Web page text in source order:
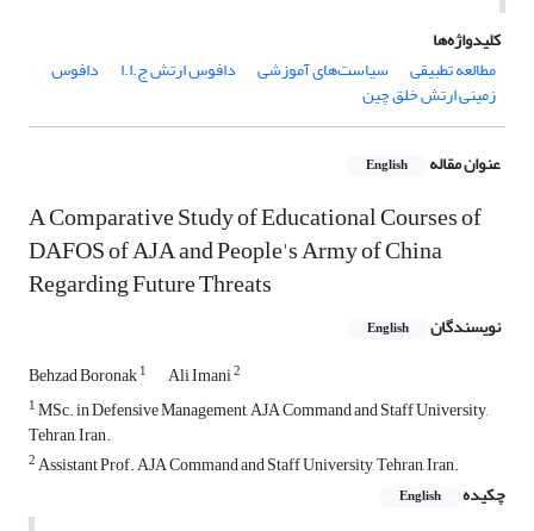
کلیدواژه‌ها
مطالعه تطبیقی
سیاست‌های آموزشی دافوس ارتش ج.ا.ا دافوس
زمینی ارتش خلق چین
عنوان مقاله English
A Comparative Study of Educational Courses of
DAFOS of AJA and People's Army of China
Regarding Future Threats
نویسندگان English
Behzad Boronak1 Ali Imani2
1MSc. in Defensive Management, AJA Command and Staff University,
Tehran, Iran.
2Assistant Prof. AJA Command and Staff University, Tehran, Iran.
چکیده
English